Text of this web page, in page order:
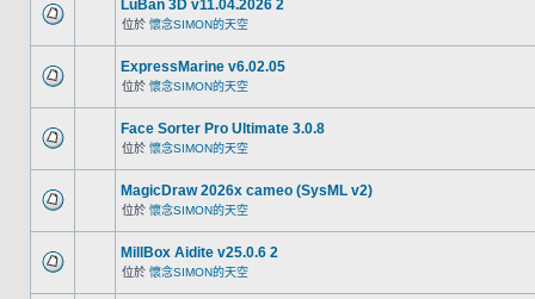
LuBan 3D v11.04.2026 2
位於 懷念SIMON的天空
ExpressMarine v6.02.05
位於 懷念SIMON的天空
Face Sorter Pro Ultimate 3.0.8
位於 懷念SIMON的天空
MagicDraw 2026x cameo (SysML v2)
位於 懷念SIMON的天空
MillBox Aidite v25.0.6 2
位於 懷念SIMON的天空